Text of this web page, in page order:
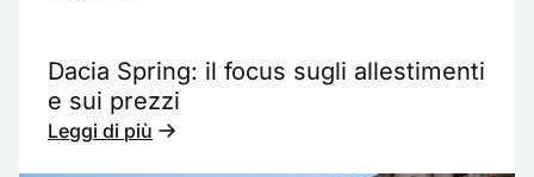
Dacia Spring: il focus sugli allestimenti
e sui prezzi
Leggi di più